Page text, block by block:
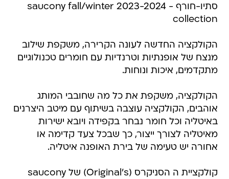
סתיו-חורף - saucony fall/winter 2023-2024
collection
הקולקציה החדשה לעונה הקרירה, משקפת שילוב
מנצח של אופנתיות וטרנדיות עם חומרים טכנולוגיים
מתקדמים, איכות ונוחות.
הקולקציה, משקפת את כל מה שחובבי המותג
אוהבים, הקולקציה עוצבה בשיתוף עם מיטב היצרנים
באיטליה וכל חומר נבחר בקפידה ויובא ישירות
מאיטליה לצורך ייצור, כך שבכל צעד קדימה או
אחורה יש טעימה של בירת האופנה איטליה.
קולקציית ה הסניקרס (Original's) של saucony